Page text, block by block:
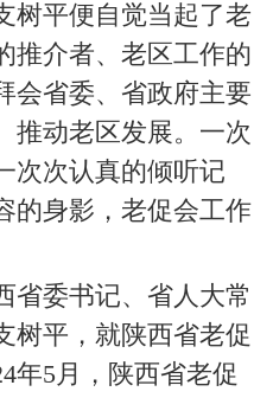
树平便自觉当起了老
推介者、老区工作的
会省委、省政府主要
推动老区发展。一次
次次认真的倾听记
的身影，老促会工作
委书记、省人大常
树平，就陕西省老促
年5月，陕西省老促